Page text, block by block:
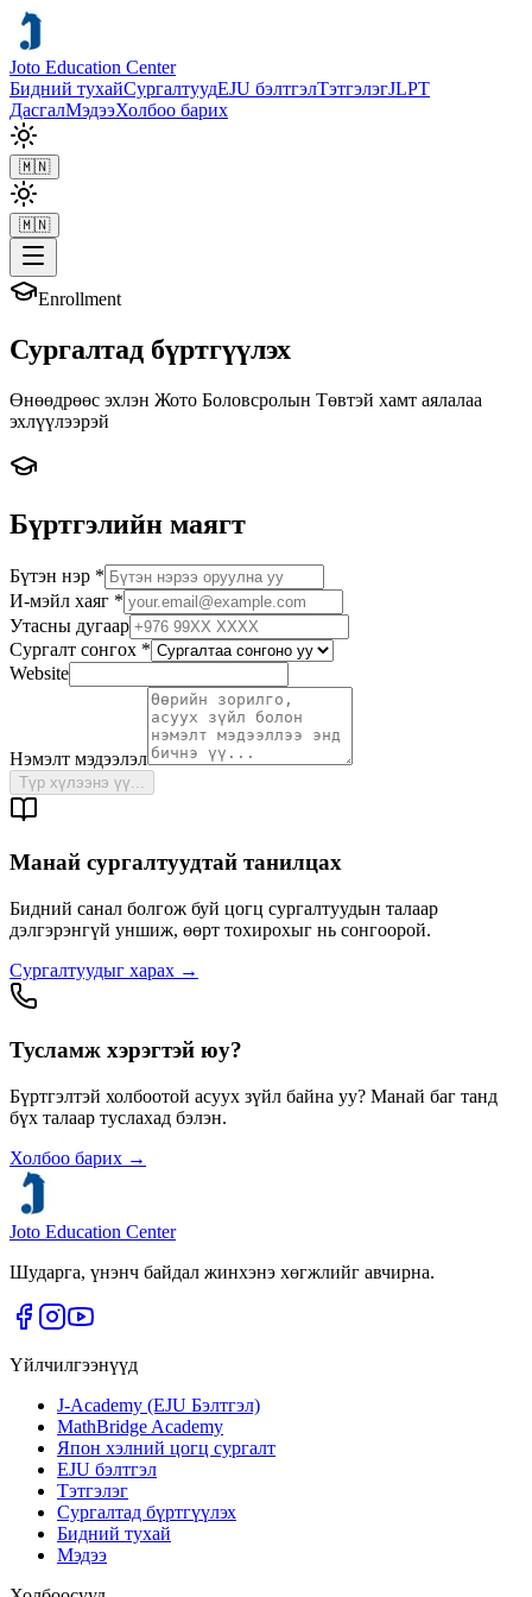
Joto Education Center
Бидний тухайСургалтуудEJU бэлтгэлТэтгэлэгJLPT
ДасгалМэдээХолбоо барих
🇲🇳
🇲🇳
Enrollment
Сургалтад бүртгүүлэх
Өнөөдрөөс эхлэн Жото Боловсролын Төвтэй хамт аялалаа
эхлүүлээрэй
Бүртгэлийн маягт
Бүтэн нэр *
И-мэйл хаяг *
Утасны дугаар
Сургалт сонгох *
Website
Нэмэлт мэдээлэл
Түр хүлээнэ үү...
Манай сургалтуудтай танилцах
Бидний санал болгож буй цогц сургалтуудын талаар
дэлгэрэнгүй уншиж, өөрт тохирохыг нь сонгоорой.
Сургалтуудыг харах →
Тусламж хэрэгтэй юу?
Бүртгэлтэй холбоотой асуух зүйл байна уу? Манай баг танд
бүх талаар туслахад бэлэн.
Холбоо барих →
Joto Education Center
Шударга, үнэнч байдал жинхэнэ хөгжлийг авчирна.
Үйлчилгээнүүд
J-Academy (EJU Бэлтгэл)
MathBridge Academy
Япон хэлний цогц сургалт
EJU бэлтгэл
Тэтгэлэг
Сургалтад бүртгүүлэх
Бидний тухай
Мэдээ